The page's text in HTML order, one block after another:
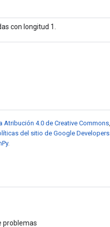
con longitud 1.
Atribución 4.0 de Creative Commons
del sitio de Google Developers
.
problemas